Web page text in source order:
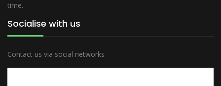
time.
Socialise with us
Contact us via social networks